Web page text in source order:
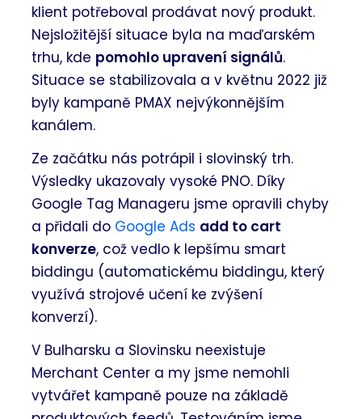
klient potřeboval prodávat nový produkt.
Nejsložitější situace byla na maďarském
trhu, kde pomohlo upravení signálů.
Situace se stabilizovala a v květnu 2022 již
byly kampaně PMAX nejvýkonnějším
kanálem.
Ze začátku nás potrápil i slovinský trh.
Výsledky ukazovaly vysoké PNO. Díky
Google Tag Manageru jsme opravili chyby
a přidali do Google Ads add to cart
konverze, což vedlo k lepšímu smart
biddingu (automatickému biddingu, který
využívá strojové učení ke zvýšení
konverzí).
V Bulharsku a Slovinsku neexistuje
Merchant Center a my jsme nemohli
vytvářet kampaně pouze na základě